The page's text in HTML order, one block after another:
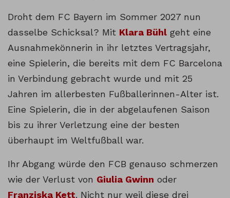
Droht dem FC Bayern im Sommer 2027 nun
dasselbe Schicksal? Mit Klara Bühl geht eine
Ausnahmekönnerin in ihr letztes Vertragsjahr,
eine Spielerin, die bereits mit dem FC Barcelona
in Verbindung gebracht wurde und mit 25
Jahren im allerbesten Fußballerinnen-Alter ist.
Eine Spielerin, die in der abgelaufenen Saison
bis zu ihrer Verletzung eine der besten
überhaupt im Weltfußball war.
Ihr Abgang würde den FCB genauso schmerzen
wie der Verlust von Giulia Gwinn oder
Franziska Kett. Nicht nur weil diese drei